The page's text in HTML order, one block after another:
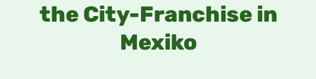
the City-Franchise in
Mexiko